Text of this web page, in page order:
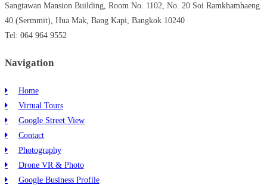
Sangtawan Mansion Building, Room No. 1102, No. 20 Soi Ramkhamhaeng
40 (Sermmit), Hua Mak, Bang Kapi, Bangkok 10240
Tel: 064 964 9552
Navigation
Home
Virtual Tours
Google Street View
Contact
Photography
Drone VR & Photo
Google Business Profile